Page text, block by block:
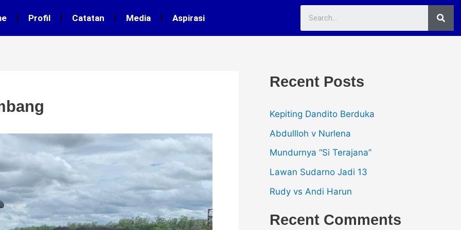
Profil Catatan Media Aspirasi
Recent Posts
Kepiting Dandito Berduka
Abdullloh v Nurlena
Mundurnya “Si Terajana”
Lawan Sudarno Jadi 13
Rudy vs Andi Harun
Recent Comments